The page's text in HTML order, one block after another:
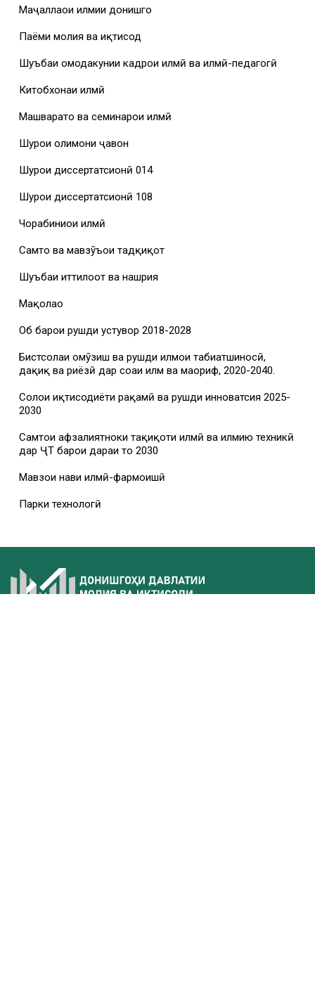
Маҷаллаҳои илмии донишгоҳ
Паёми молия ва иқтисод
Шуъбаи омодакунии кадрҳои илмӣ ва илмӣ-педагогӣ
Китобхонаи илмӣ
Машваратҳо ва семинарҳои илмӣ
Шурои олимони ҷавон
Шурои диссертатсионӣ 014
Шурои диссертатсионӣ 108
Чорабиниҳои илмӣ
Самтҳо ва мавзӯъҳои тадқиқот
Шуъбаи иттилоот ва нашрия
Мақолаҳо
Об барои рушди устувор 2018-2028
Бистсолаи омӯзиш ва рушди илмҳои табиатшиносӣ,
дақиқ ва риёзӣ дар соҳаи илм ва маориф, 2020-2040.
Солҳои иқтисодиёти рақамӣ ва рушди инноватсия 2025-
2030
Самтҳои афзалиятноки таҳқиқоти илмӣ ва илмию техникӣ
дар ҶТ барои дараи то 2030
Мавзҳои нави илмӣ-фармоишӣ
Парки технологӣ